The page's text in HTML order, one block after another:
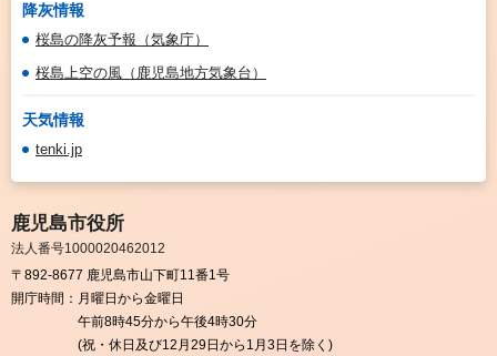
降灰情報
桜島の降灰予報（気象庁）
桜島上空の風（鹿児島地方気象台）
天気情報
tenki.jp
鹿児島市役所
法人番号1000020462012
〒892-8677 鹿児島市山下町11番1号
開庁時間： 月曜日から金曜日
午前8時45分から午後4時30分
(祝・休日及び12月29日から1月3日を除く)